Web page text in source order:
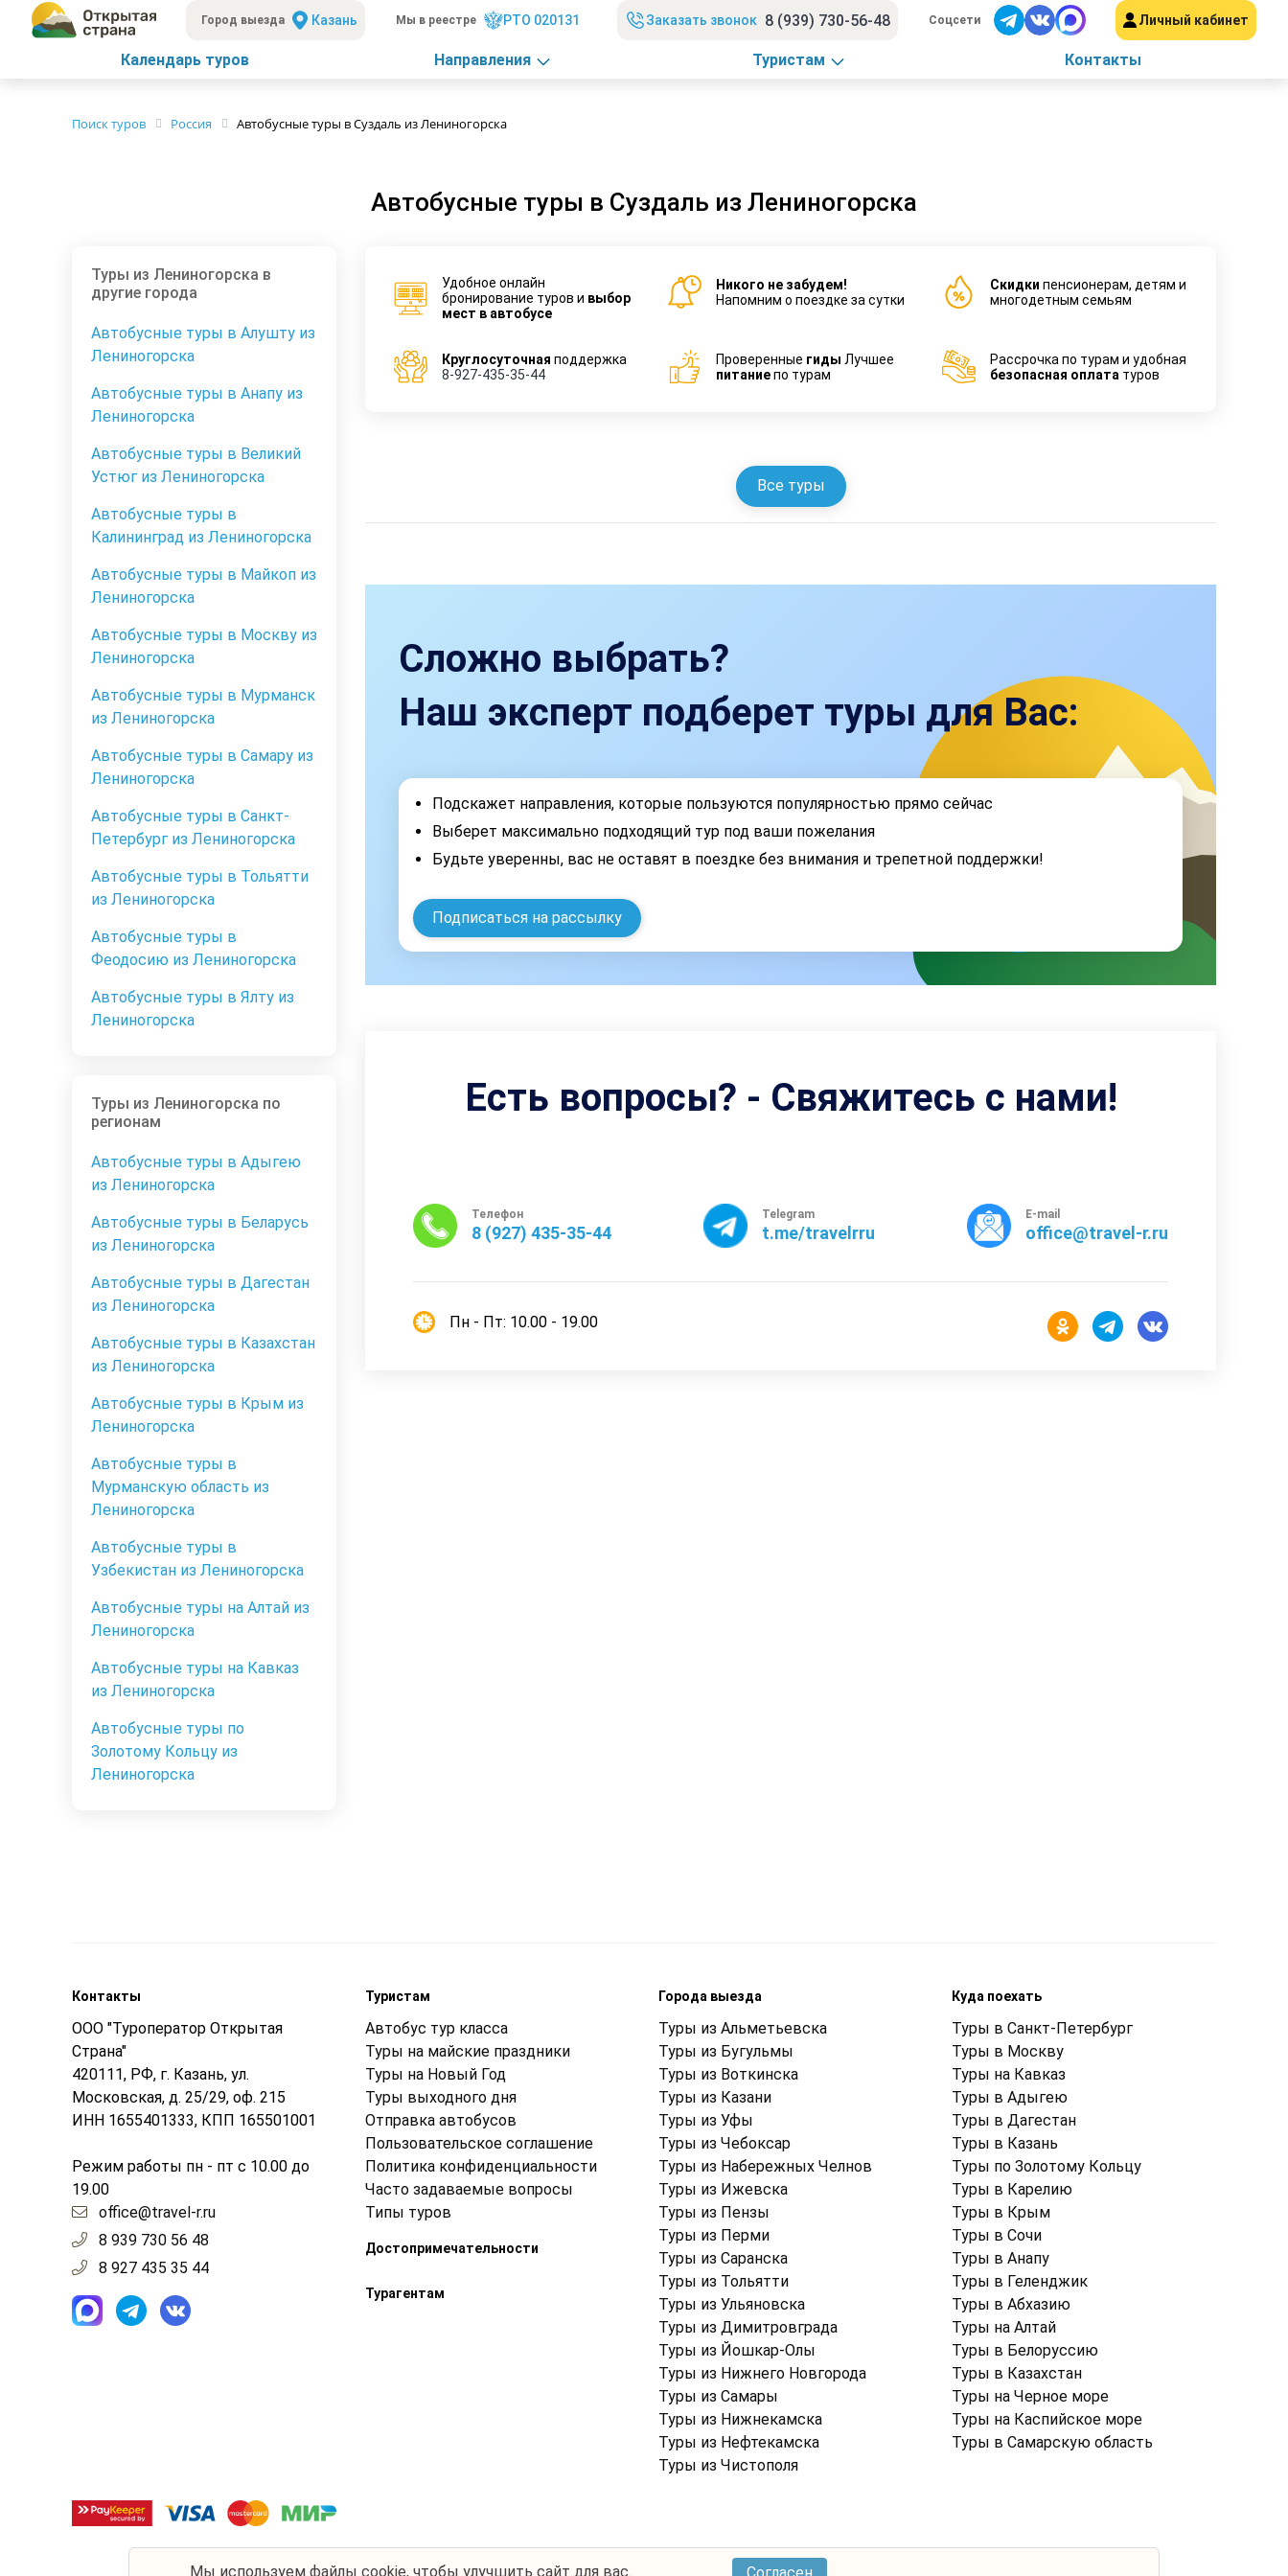
Город выезда Казань Мы в реестре РТО 020131 Заказать звонок 8 (939) 730-56-48 Соцсети Личный кабинет
Календарь туров Направления Туристам Контакты
Поиск туров Россия Автобусные туры в Суздаль из Лениногорска
Автобусные туры в Суздаль из Лениногорска
Туры из Лениногорска в
другие города
Автобусные туры в Алушту из
Лениногорска
Автобусные туры в Анапу из
Лениногорска
Автобусные туры в Великий
Устюг из Лениногорска
Автобусные туры в
Калининград из Лениногорска
Автобусные туры в Майкоп из
Лениногорска
Автобусные туры в Москву из
Лениногорска
Автобусные туры в Мурманск
из Лениногорска
Автобусные туры в Самару из
Лениногорска
Автобусные туры в Санкт-
Петербург из Лениногорска
Автобусные туры в Тольятти
из Лениногорска
Автобусные туры в
Феодосию из Лениногорска
Автобусные туры в Ялту из
Лениногорска
Туры из Лениногорска по
регионам
Автобусные туры в Адыгею
из Лениногорска
Автобусные туры в Беларусь
из Лениногорска
Автобусные туры в Дагестан
из Лениногорска
Автобусные туры в Казахстан
из Лениногорска
Автобусные туры в Крым из
Лениногорска
Автобусные туры в
Мурманскую область из
Лениногорска
Автобусные туры в
Узбекистан из Лениногорска
Автобусные туры на Алтай из
Лениногорска
Автобусные туры на Кавказ
из Лениногорска
Автобусные туры по
Золотому Кольцу из
Лениногорска
Удобное онлайн
бронирование туров и выбор
мест в автобусе
Никого не забудем!
Напомним о поездке за сутки
Cкидки пенсионерам, детям и
многодетным семьям
Круглосуточная поддержка
8-927-435-35-44
Проверенные гиды Лучшее
питаниепо турам
Рассрочка по турам и удобная
безопасная оплата туров
Все туры
Сложно выбрать?
Наш эксперт подберет туры для Вас:
Подскажет направления, которые пользуются популярностью прямо сейчас
Выберет максимально подходящий тур под ваши пожелания
Будьте уверенны, вас не оставят в поездке без внимания и трепетной поддержки!
Подписаться на рассылку
Есть вопросы? - Свяжитесь с нами!
Телефон
8 (927) 435-35-44
Telegram
t.me/travelrru
E-mail
office@travel-r.ru
Пн - Пт: 10.00 - 19.00
Контакты
ООО "Туроператор Открытая
Страна"
420111, РФ, г. Казань, ул.
Московская, д. 25/29, оф. 215
ИНН 1655401333, КПП 165501001
Режим работы пн - пт с 10.00 до
19.00
office@travel-r.ru
8 939 730 56 48
8 927 435 35 44
Туристам
Автобус тур класса
Туры на майские праздники
Туры на Новый Год
Туры выходного дня
Отправка автобусов
Пользовательское соглашение
Политика конфиденциальности
Часто задаваемые вопросы
Типы туров
Достопримечательности
Турагентам
Города выезда
Туры из Альметьевска
Туры из Бугульмы
Туры из Воткинска
Туры из Казани
Туры из Уфы
Туры из Чебоксар
Туры из Набережных Челнов
Туры из Ижевска
Туры из Пензы
Туры из Перми
Туры из Саранска
Туры из Тольятти
Туры из Ульяновска
Туры из Димитровграда
Туры из Йошкар-Олы
Туры из Нижнего Новгорода
Туры из Самары
Туры из Нижнекамска
Туры из Нефтекамска
Туры из Чистополя
Куда поехать
Туры в Санкт-Петербург
Туры в Москву
Туры на Кавказ
Туры в Адыгею
Туры в Дагестан
Туры в Казань
Туры по Золотому Кольцу
Туры в Карелию
Туры в Крым
Туры в Cочи
Туры в Анапу
Туры в Геленджик
Туры в Абхазию
Туры на Алтай
Туры в Белоруссию
Туры в Казахстан
Туры на Черное море
Туры на Каспийское море
Туры в Самарскую область
Мы используемфайлы cookie, чтобы улучшить сайт для вас. Согласен